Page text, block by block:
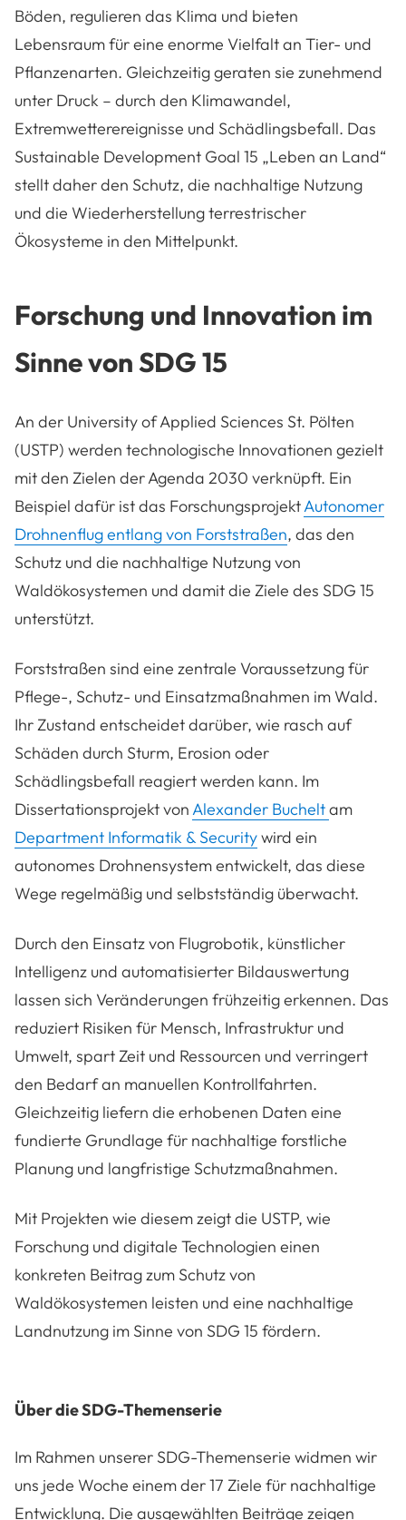
Böden, regulieren das Klima und bieten
Lebensraum für eine enorme Vielfalt an Tier- und
Pflanzenarten. Gleichzeitig geraten sie zunehmend
unter Druck – durch den Klimawandel,
Extremwetterereignisse und Schädlingsbefall. Das
Sustainable Development Goal 15 „Leben an Land“
stellt daher den Schutz, die nachhaltige Nutzung
und die Wiederherstellung terrestrischer
Ökosysteme in den Mittelpunkt.
Forschung und Innovation im
Sinne von SDG 15
An der University of Applied Sciences St. Pölten
(USTP) werden technologische Innovationen gezielt
mit den Zielen der Agenda 2030 verknüpft. Ein
Beispiel dafür ist das ForschungsprojektAutonomer
Drohnenflug entlang von Forststraßen, das den
Schutz und die nachhaltige Nutzung von
Waldökosystemen und damit die Ziele des SDG 15
unterstützt.
Forststraßen sind eine zentrale Voraussetzung für
Pflege-, Schutz- und Einsatzmaßnahmen im Wald.
Ihr Zustand entscheidet darüber, wie rasch auf
Schäden durch Sturm, Erosion oder
Schädlingsbefall reagiert werden kann. Im
Dissertationsprojekt vonAlexander Bucheltam
Department Informatik & Securitywird ein
autonomes Drohnensystem entwickelt, das diese
Wege regelmäßig und selbstständig überwacht.
Durch den Einsatz von Flugrobotik, künstlicher
Intelligenz und automatisierter Bildauswertung
lassen sich Veränderungen frühzeitig erkennen. Das
reduziert Risiken für Mensch, Infrastruktur und
Umwelt, spart Zeit und Ressourcen und verringert
den Bedarf an manuellen Kontrollfahrten.
Gleichzeitig liefern die erhobenen Daten eine
fundierte Grundlage für nachhaltige forstliche
Planung und langfristige Schutzmaßnahmen.
Mit Projekten wie diesem zeigt die USTP, wie
Forschung und digitale Technologien einen
konkreten Beitrag zum Schutz von
Waldökosystemen leisten und eine nachhaltige
Landnutzung im Sinne von SDG 15 fördern.
Über die SDG-Themenserie
Im Rahmen unserer SDG-Themenserie widmen wir
uns jede Woche einem der 17 Ziele für nachhaltige
Entwicklung. Die ausgewählten Beiträge zeigen